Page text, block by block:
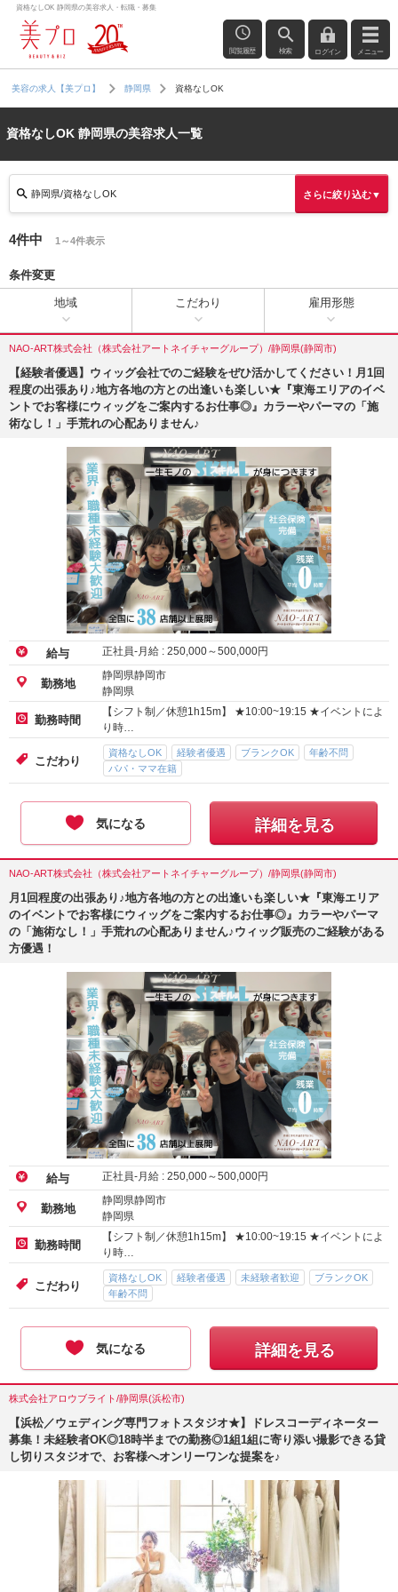
資格なしOK 静岡県の美容求人・転職・募集
閲覧履歴 検索 ログイン メニュー
美容の求人【美プロ】 静岡県 資格なしOK
資格なしOK 静岡県の美容求人一覧
静岡県/資格なしOK さらに絞り込む▼
4件中 1～4件表示
条件変更
地域 こだわり 雇用形態
NAO-ART株式会社（株式会社アートネイチャーグループ）/静岡県(静岡市)
【経験者優遇】ウィッグ会社でのご経験をぜひ活かしてください！月1回
程度の出張あり♪地方各地の方との出逢いも楽しい★『東海エリアのイベ
ントでお客様にウィッグをご案内するお仕事◎』カラーやパーマの「施
術なし！」手荒れの心配ありません♪
給与 正社員-月給 : 250,000～500,000円
勤務地
静岡県静岡市
静岡県
勤務時間
【シフト制／休憩1h15m】 ★10:00~19:15 ★イベントによ
り時…
こだわり
資格なしOK 経験者優遇 ブランクOK
年齢不問
パパ・ママ在籍
気になる 詳細を見る
NAO-ART株式会社（株式会社アートネイチャーグループ）/静岡県(静岡市)
月1回程度の出張あり♪地方各地の方との出逢いも楽しい★『東海エリア
のイベントでお客様にウィッグをご案内するお仕事◎』カラーやパーマ
の「施術なし！」手荒れの心配ありません♪ウィッグ販売のご経験がある
方優遇！
給与 正社員-月給 : 250,000～500,000円
勤務地
静岡県静岡市
静岡県
勤務時間
【シフト制／休憩1h15m】 ★10:00~19:15 ★イベントによ
り時…
こだわり
資格なしOK 経験者優遇 未経験者歓迎
ブランクOK
年齢不問
気になる 詳細を見る
株式会社アロウブライト/静岡県(浜松市)
【浜松／ウェディング専門フォトスタジオ★】ドレスコーディネーター
募集！未経験者OK◎18時半までの勤務◎1組1組に寄り添い撮影できる貸
し切りスタジオで、お客様へオンリーワンな提案を♪